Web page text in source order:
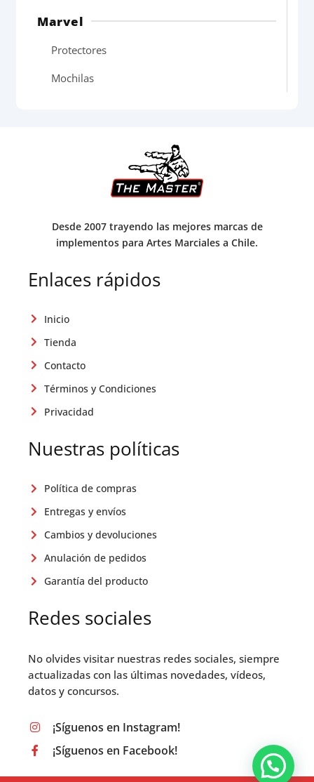
Marvel
Protectores
Mochilas
Desde 2007 trayendo las mejores marcas de
implementos para Artes Marciales a Chile.
Enlaces rápidos
Inicio
Tienda
Contacto
Términos y Condiciones
Privacidad
Nuestras políticas
Política de compras
Entregas y envíos
Cambios y devoluciones
Anulación de pedidos
Garantía del producto
Redes sociales
No olvides visitar nuestras redes sociales, siempre
actualizadas con las últimas novedades, vídeos,
datos y concursos.
¡Síguenos en Instagram!
¡Síguenos en Facebook!